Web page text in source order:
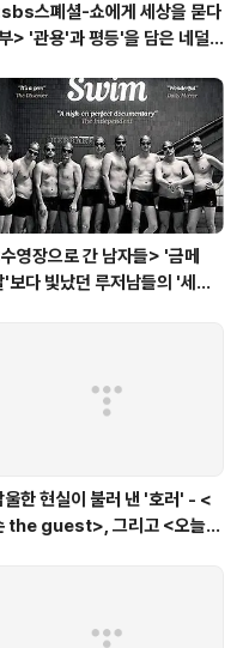
스폐셜-쇼에게 세상을 묻다
> '관용'과 평등'을 담은 네덜
영장으로 간 남자들> '금메
'보다 빛났던 루저남들의 '세라
울한 현실이 불러 낸 '호러' - <
the guest>, 그리고 <오늘의